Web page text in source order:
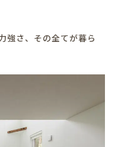
強さ、その全てが暮ら